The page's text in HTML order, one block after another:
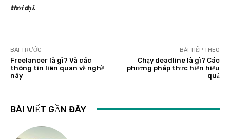
thời đại.
BÀI TRƯỚC
Freelancer là gì? Và các
thông tin liên quan về nghề
này
BÀI TIẾP THEO
Chạy deadline là gì? Các
phương pháp thực hiện hiệu
quả
BÀI VIẾT GẦN ĐÂY